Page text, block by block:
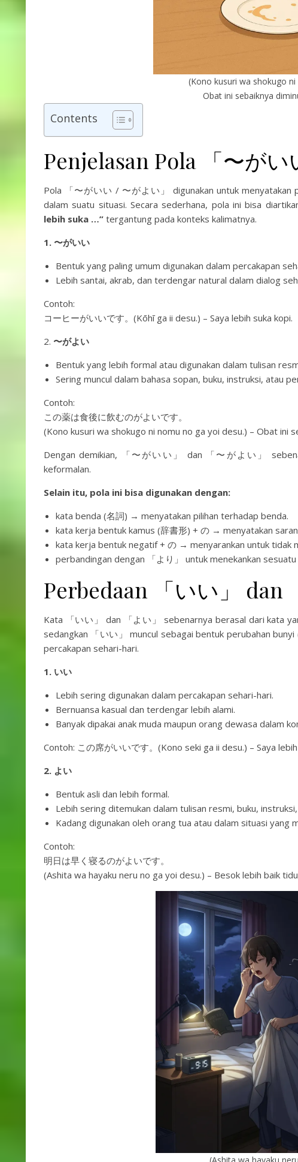
(Kono kusuri wa shokugo
Obat ini sebaiknya
Contents
Penjelasan Pola 「〜がい
Pola 「〜がいい / 〜がよい」 digunakan untuk menyatakan
dalam suatu situasi. Secara sederhana, pola ini bisa
lebih suka …” tergantung pada konteks kalimatnya.
1. 〜がいい
Bentuk yang paling umum digunakan dalam percakapan
Lebih santai, akrab, dan terdengar natural dalam dialog
Contoh:
コーヒーがいいです。(Kōhī ga ii desu.) – Saya lebih suka kopi.
2. 〜がよい
Bentuk yang lebih formal atau digunakan dalam tulisan
Sering muncul dalam bahasa sopan, buku, instruksi, atau
Contoh:
この薬は食後に飲むのがよいです。
(Kono kusuri wa shokugo ni nomu no ga yoi desu.) – Obat ini
Dengan demikian, 「〜がいい」 dan 「〜がよい」
keformalan.
Selain itu, pola ini bisa digunakan dengan:
kata benda (名詞) → menyatakan pilihan terhadap benda.
kata kerja bentuk kamus (辞書形) + の → menyatakan
kata kerja bentuk negatif + の → menyarankan untuk tidak
perbandingan dengan 「より」 untuk menekankan
Perbedaan 「いい」 dan
Kata 「いい」 dan 「よい」 sebenarnya berasal dari kata
sedangkan 「いい」 muncul sebagai bentuk perubahan
percakapan sehari-hari.
1. いい
Lebih sering digunakan dalam percakapan sehari-hari.
Bernuansa kasual dan terdengar lebih alami.
Banyak dipakai anak muda maupun orang dewasa dalam
Contoh: この席がいいです。(Kono seki ga ii desu.) – Saya
2. よい
Bentuk asli dan lebih formal.
Lebih sering ditemukan dalam tulisan resmi, buku,
Kadang digunakan oleh orang tua atau dalam situasi yang
Contoh:
明日は早く寝るのがよいです。
(Ashita wa hayaku neru no ga yoi desu.) – Besok lebih baik